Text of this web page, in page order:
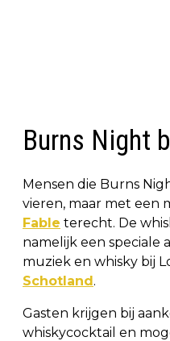
Burns Night
Mensen die Burns
vieren, maar met een
Fable terecht. De
namelijk een speciale
muziek en whisky bij
Schotland.
Gasten krijgen bij
whiskycocktail en